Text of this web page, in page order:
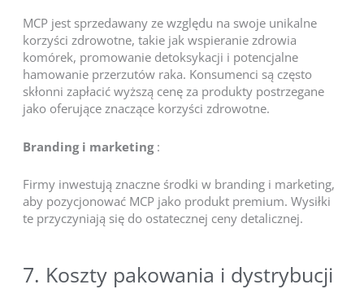
MCP jest sprzedawany ze względu na swoje unikalne
korzyści zdrowotne, takie jak wspieranie zdrowia
komórek, promowanie detoksykacji i potencjalne
hamowanie przerzutów raka. Konsumenci są często
skłonni zapłacić wyższą cenę za produkty postrzegane
jako oferujące znaczące korzyści zdrowotne.
Branding i marketing :
Firmy inwestują znaczne środki w branding i marketing,
aby pozycjonować MCP jako produkt premium. Wysiłki
te przyczyniają się do ostatecznej ceny detalicznej.
7. Koszty pakowania i dystrybucji